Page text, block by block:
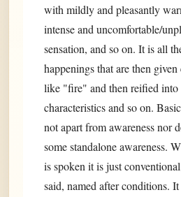
with mildly and pleasantly
intense and uncomfortable/
sensation, and so on. It is all
happenings that are then
like "fire" and then reified into
characteristics and so on.
not apart from awareness nor
some standalone awareness.
is spoken it is just
said, named after conditions.